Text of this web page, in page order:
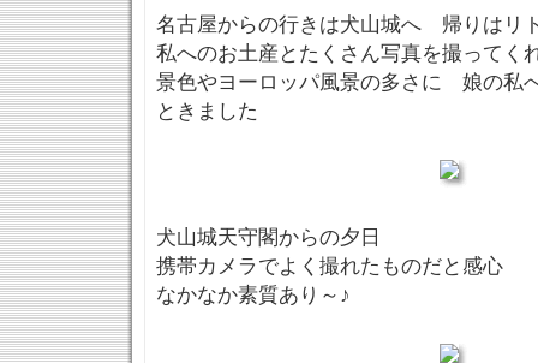
名古屋からの行きは犬山城へ 帰りはリ
私へのお土産とたくさん写真を撮ってく
景色やヨーロッパ風景の多さに 娘の私
ときました
犬山城天守閣からの夕日
携帯カメラでよく撮れたものだと感心
なかなか素質あり～♪